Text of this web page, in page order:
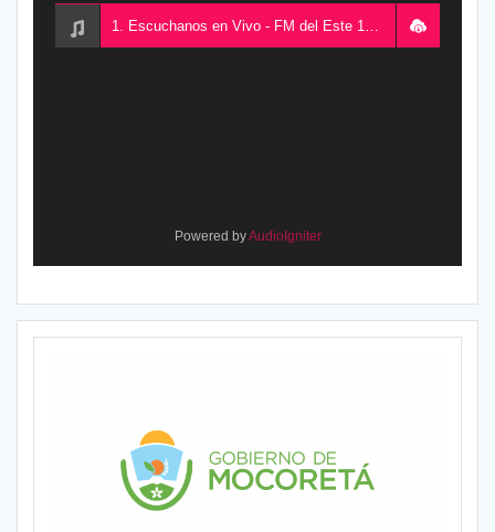
1. Escuchanos en Vivo - FM del Este 100.5, desde Chajarí, Entre Ríos, Argentina
Powered byAudioIgniter